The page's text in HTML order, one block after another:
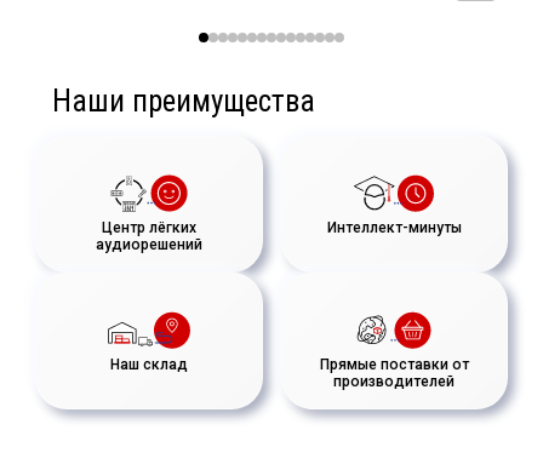
Наши преимущества
Центр лёгких
аудиорешений
Интеллект-минуты
Наш склад
Прямые поставки от
производителей